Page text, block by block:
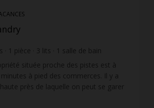
1 pièce 3 lits 1 salle de bain
située proche des pistes est à
à pied des commerces. Il y a
près de laquelle on peut se garer